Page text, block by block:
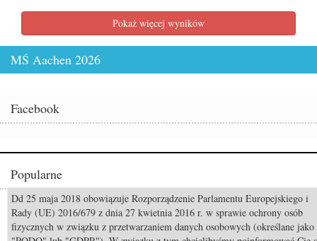
Pokaż więcej wyników
MŚ Aachen 2026
Facebook
Popularne
Odszedł Monty Roberts – człowiek, który nauczył świat słuchać koni
Pride of Poland & Summer Sale 2026: Katalog oferowanych koni
Dd 25 maja 2018 obowiązuje Rozporządzenie Parlamentu Europejskiego i
Rady (UE) 2016/679 z dnia 27 kwietnia 2016 r. w sprawie ochrony osób
fizycznych w związku z przetwarzaniem danych osobowych (określane jako